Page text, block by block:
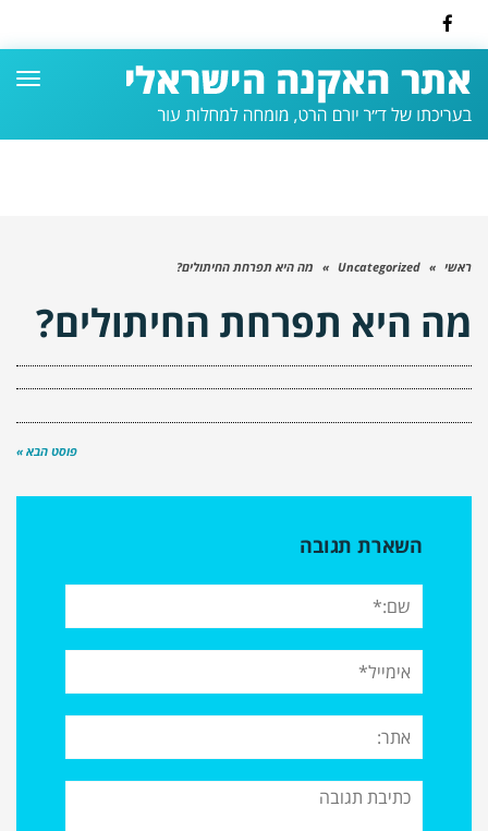
Facebook
ראשי »
Uncategorized
» מה היא תפרחת החיתולים?
מה היא תפרחת החיתולים?
פוסט הבא »
השארת תגובה
שם:*
אימייל*
אתר:
תגובה